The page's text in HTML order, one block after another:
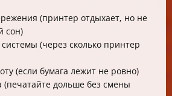
(принтер отдыхает, но не
сон)
(через сколько принтер
(если бумага лежит не ровно)
(печатайте дольше без смены